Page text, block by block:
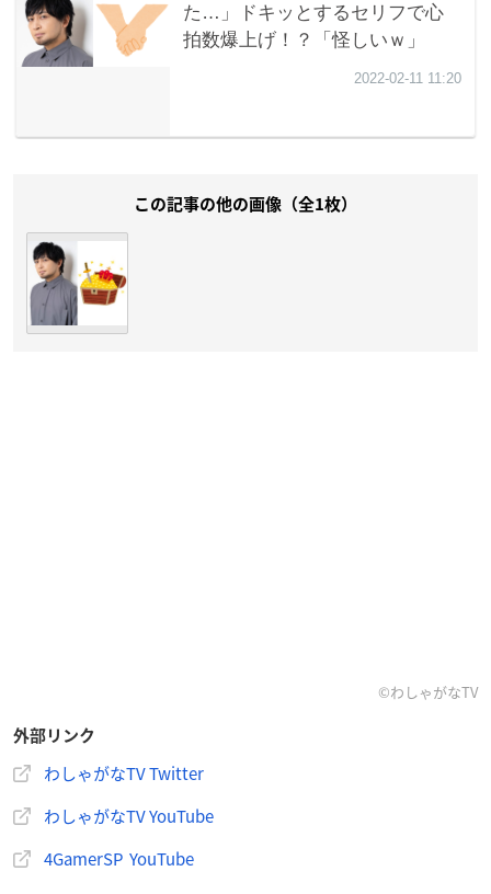
この記事の他の画像（全1枚）
©わしゃがなTV
外部リンク
わしゃがなTV Twitter
わしゃがなTV YouTube
4GamerSP YouTube